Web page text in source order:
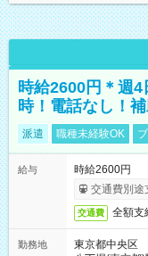
時給2600円＊週
時！電話なし！
派遣 職種未経験OK
給与
時給2600円
交通費別途
交通費 全額支
勤務地
東京都中央区